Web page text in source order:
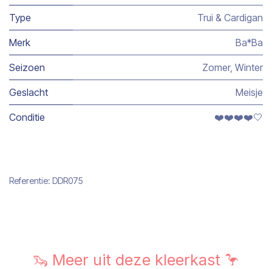
Type Trui & Cardigan
Merk Ba*Ba
Seizoen Zomer, Winter
Geslacht Meisje
Conditie ❤️❤️❤️❤️🤍
Referentie: DDR075
🦦 Meer uit deze kleerkast 🦩